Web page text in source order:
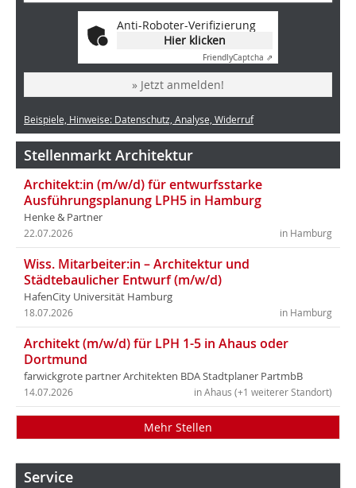
Anti-Roboter-Verifizierung
Hier klicken
FriendlyCaptcha ⇗
» Jetzt anmelden!
Beispiele, Hinweise: Datenschutz, Analyse, Widerruf
Stellenmarkt Architektur
Architekt:in (m/w/d) für entwurfsstarke
Ausführungsplanung LPH5 in Hamburg
Henke & Partner
in Hamburg
22.07.2026
Wiss. Mitarbeiter:in – Architektur und
Städtebaulicher Entwurf (m/w/d)
HafenCity Universität Hamburg
in Hamburg
18.07.2026
Architekt (m/w/d) für LPH 1-5 in Ahaus oder
Dortmund
farwickgrote partner Architekten BDA Stadtplaner PartmbB
in Ahaus (+1 weiterer Standort)
14.07.2026
Mehr Stellen
Service